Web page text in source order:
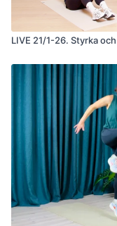
LIVE 21/1-26. Styrka